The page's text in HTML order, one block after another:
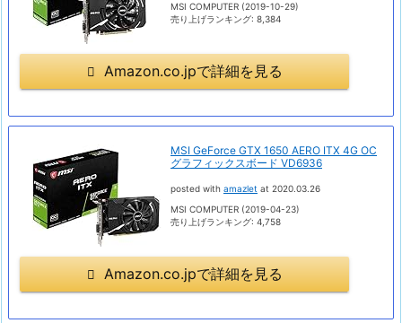
MSI COMPUTER (2019-10-29)
売り上げランキング: 8,384
Amazon.co.jpで詳細を見る
MSI GeForce GTX 1650 AERO ITX 4G OC
グラフィックスボード VD6936
posted with amazlet at 2020.03.26
MSI COMPUTER (2019-04-23)
売り上げランキング: 4,758
Amazon.co.jpで詳細を見る